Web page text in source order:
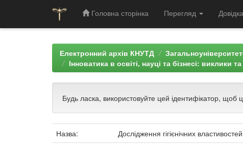
Головна сторінка Перегляд Довідка
Електронний архів КНУТД
Інноватика в освіті, науці та бізнесі: виклики
Будь ласка, використовуйте цей ідентифікатор, щоб
Назва:
Дослідження гігієнічних